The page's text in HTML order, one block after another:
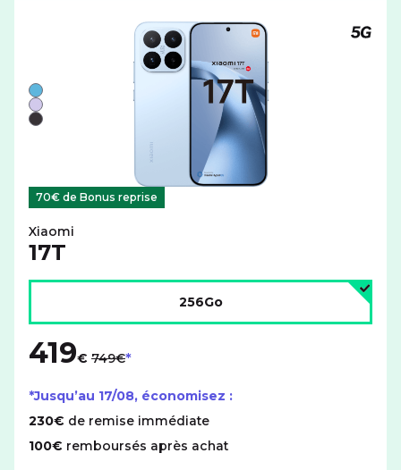
Liste de couleurs disponibles pour le XIAOMI 17T avec
Bleu
Violet
Noir
70€ de Bonus reprise
Xiaomi
17T
256Go
419€ 749€
*Jusqu’au 17/08, économisez :
230€ de remise immédiate
100€ remboursés après achat